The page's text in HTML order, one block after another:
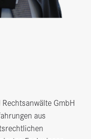
Rechtsanwälte GmbH
aus